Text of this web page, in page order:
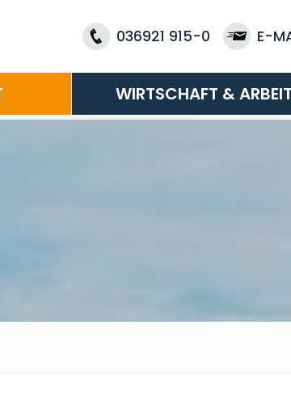
036921 915-0 E-
WIRTSCHAFT & ARBEIT